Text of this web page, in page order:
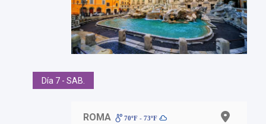
Día 7 - SAB.
ROMA 70ºF - 73ºF